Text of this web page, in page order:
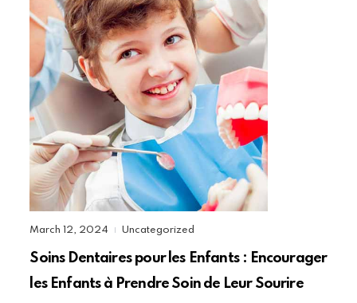
March 12, 2024 Uncategorized
Soins Dentaires pour les Enfants : Encourager
les Enfants à Prendre Soin de Leur Sourire